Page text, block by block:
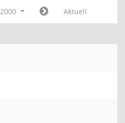
2000 Aktuell